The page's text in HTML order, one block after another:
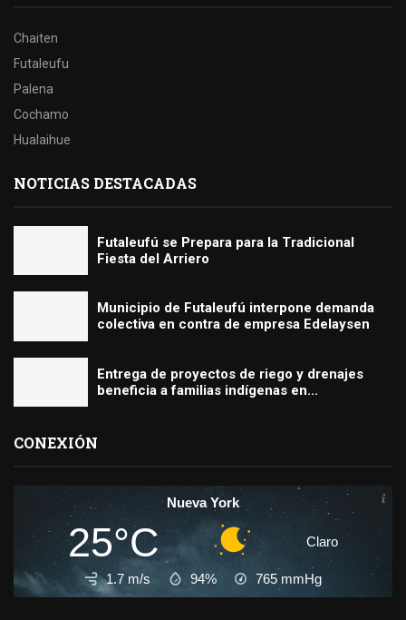
Chaiten
Futaleufu
Palena
Cochamo
Hualaihue
NOTICIAS DESTACADAS
Futaleufú se Prepara para la Tradicional
Fiesta del Arriero
Municipio de Futaleufú interpone demanda
colectiva en contra de empresa Edelaysen
Entrega de proyectos de riego y drenajes
beneficia a familias indígenas en...
CONEXIÓN
Nueva York
25°C Claro
1.7 m/s 94% 765 mmHg